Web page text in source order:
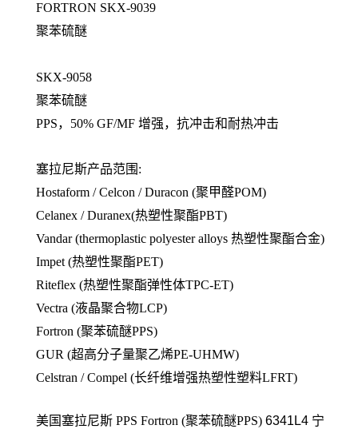
FORTRON SKX-9039
聚苯硫醚
SKX-9058
聚苯硫醚
PPS，50% GF/MF 增强，抗冲击和耐热冲击
塞拉尼斯产品范围:
Hostaform / Celcon / Duracon (聚甲醛POM)
Celanex / Duranex(热塑性聚酯PBT)
Vandar (thermoplastic polyester alloys 热塑性聚酯合金)
Impet (热塑性聚酯PET)
Riteflex (热塑性聚酯弹性体TPC-ET)
Vectra (液晶聚合物LCP)
Fortron (聚苯硫醚PPS)
GUR (超高分子量聚乙烯PE-UHMW)
Celstran / Compel (长纤维增强热塑性塑料LFRT)
美国塞拉尼斯 PPS Fortron (聚苯硫醚PPS) 6341L4 宁